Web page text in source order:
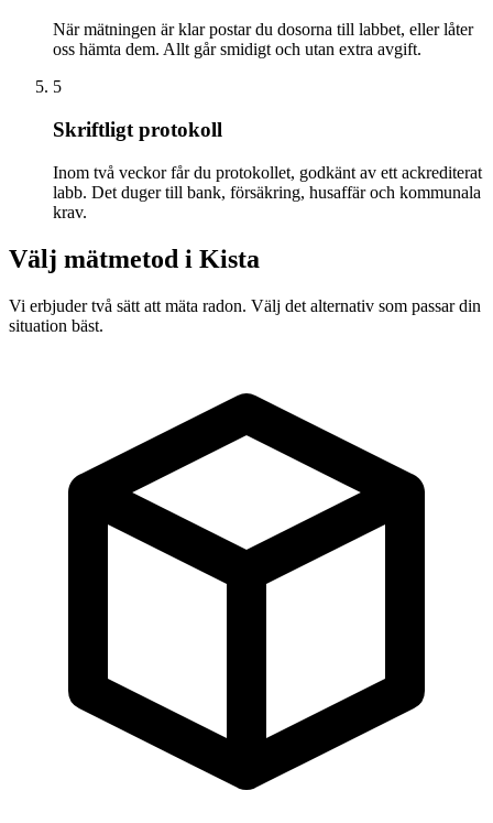
När mätningen är klar postar du dosorna till labbet, eller låter
oss hämta dem. Allt går smidigt och utan extra avgift.
5
Skriftligt protokoll
Inom två veckor får du protokollet, godkänt av ett ackrediterat
labb. Det duger till bank, försäkring, husaffär och kommunala
krav.
Välj mätmetod i Kista
Vi erbjuder två sätt att mäta radon. Välj det alternativ som passar din
situation bäst.